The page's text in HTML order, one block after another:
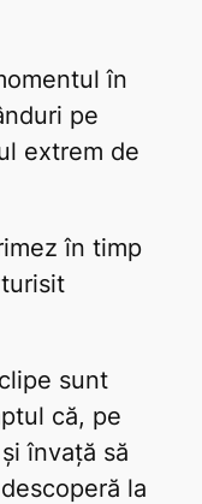
în
pe
extrem de
în timp
sunt
că, pe
învață să
la